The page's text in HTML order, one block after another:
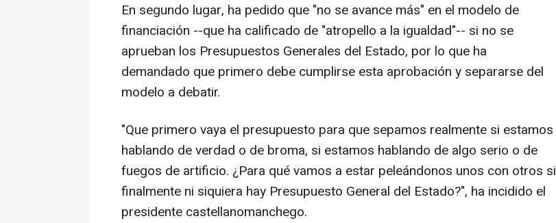
En segundo lugar, ha pedido que "no se avance más" en el modelo de
financiación --que ha calificado de "atropello a la igualdad"-- si no se
aprueban los Presupuestos Generales del Estado, por lo que ha
demandado que primero debe cumplirse esta aprobación y separarse del
modelo a debatir.
"Que primero vaya el presupuesto para que sepamos realmente si estamos
hablando de verdad o de broma, si estamos hablando de algo serio o de
fuegos de artificio. ¿Para qué vamos a estar peleándonos unos con otros si
finalmente ni siquiera hay Presupuesto General del Estado?", ha incidido el
presidente castellanomanchego.